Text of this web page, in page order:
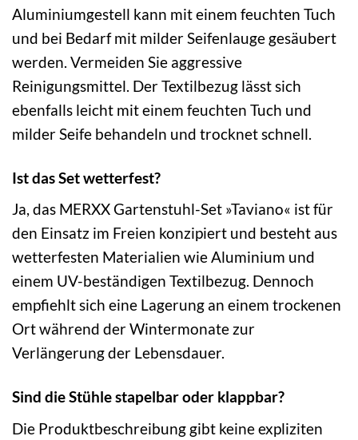
Aluminiumgestell kann mit einem feuchten Tuch
und bei Bedarf mit milder Seifenlauge gesäubert
werden. Vermeiden Sie aggressive
Reinigungsmittel. Der Textilbezug lässt sich
ebenfalls leicht mit einem feuchten Tuch und
milder Seife behandeln und trocknet schnell.
Ist das Set wetterfest?
Ja, das MERXX Gartenstuhl-Set »Taviano« ist für
den Einsatz im Freien konzipiert und besteht aus
wetterfesten Materialien wie Aluminium und
einem UV-beständigen Textilbezug. Dennoch
empfiehlt sich eine Lagerung an einem trockenen
Ort während der Wintermonate zur
Verlängerung der Lebensdauer.
Sind die Stühle stapelbar oder klappbar?
Die Produktbeschreibung gibt keine expliziten